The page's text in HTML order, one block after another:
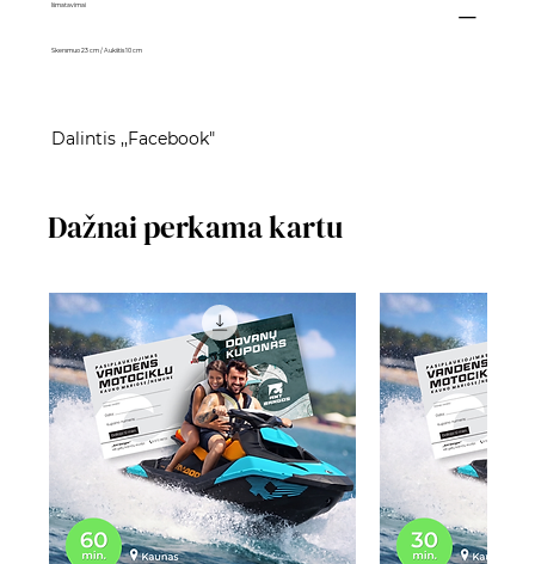
Išmatavimai
Skersmuo 23 cm / Aukštis 10 cm
Dalintis ,,Facebook"
Dažnai perkama kartu